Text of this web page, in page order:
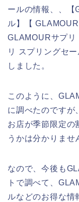
ールの情報、、【
ル】【
GLAMOURサプ
リ スプリングセ
しました。
このように、
に調べたのですが
お店が季節限定の
うかは分かりませ
なので、今後も
トで調べて、
ルなどのお得な情